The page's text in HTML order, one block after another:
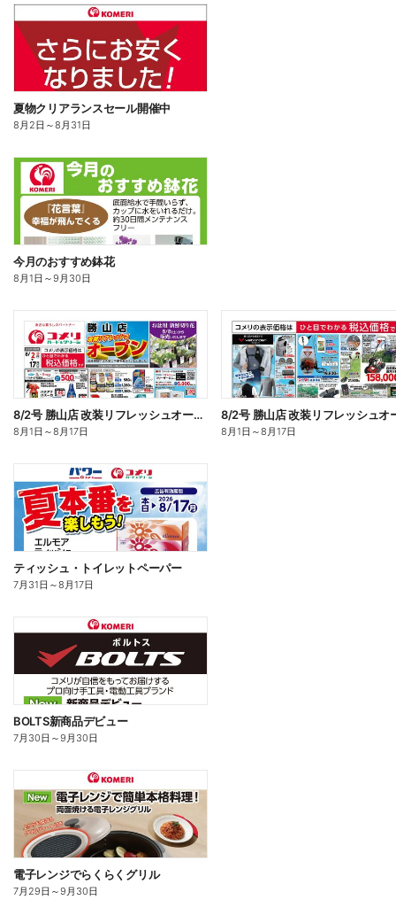
夏物クリアランスセール開催中
8月2日 ～8月31日
今月のおすすめ鉢花
8月1日 ～9月30日
8/2号 勝山店 改装リフレッシュオープン オモテ
8月1日 ～8月17日 8月1日 ～8月17日
ティッシュ・トイレットペーパー
7月31日 ～8月17日
BOLTS新商品デビュー
7月30日 ～9月30日
電子レンジでらくらくグリル
7月29日 ～9月30日